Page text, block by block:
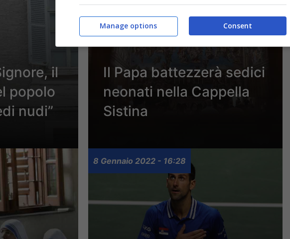
il
popolo
nudi”
Il Papa battezzerà sedici
neonati nella Cappella
Sistina
8 Gennaio 2022 - 16:28
Consent
Manage options